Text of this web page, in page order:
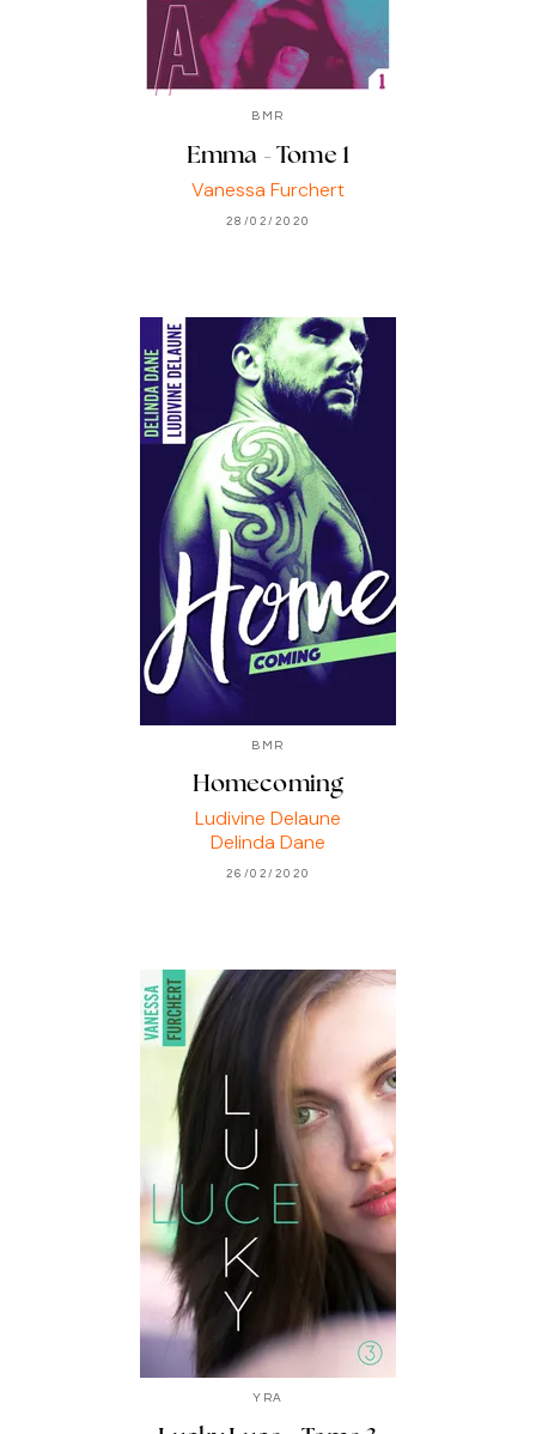
BMR
Emma - Tome 1
Vanessa Furchert
28/02/2020
BMR
Homecoming
Ludivine Delaune
Delinda Dane
26/02/2020
YRA